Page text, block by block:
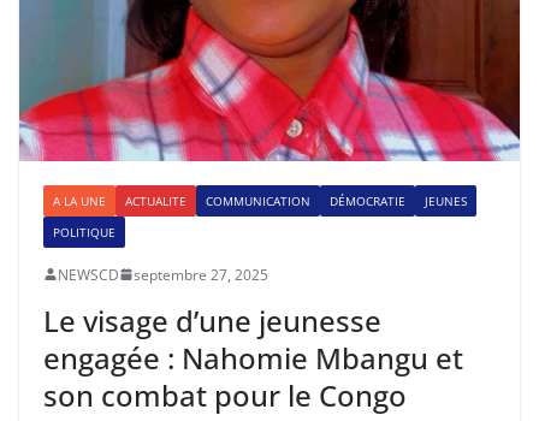
A LA UNE ACTUALITE COMMUNICATION DÉMOCRATIE
JEUNES
POLITIQUE
NEWSCD septembre 27, 2025
Le visage d’une jeunesse
engagée : Nahomie Mbangu et
son combat pour le Congo